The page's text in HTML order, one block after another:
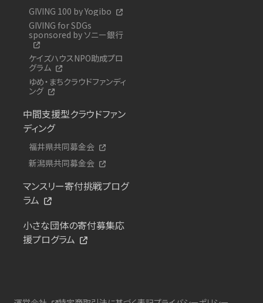
GIVING 100 by Yogibo
GIVING for SDGs
sponsored by ソニー銀行
ケイズハウスNPO助成プロ
グラム
ゆめ・まちクラウドファンディ
ング
中間支援型クラウドファン
ディング
福井県共同募金会
新潟県共同募金会
マンスリー寄付挑戦プログ
ラム
小さな団体の寄付募集応
援プログラム